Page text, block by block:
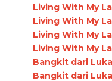
Living With My
Living With My
Living With My
Living With My
Bangkit dari
Bangkit dari